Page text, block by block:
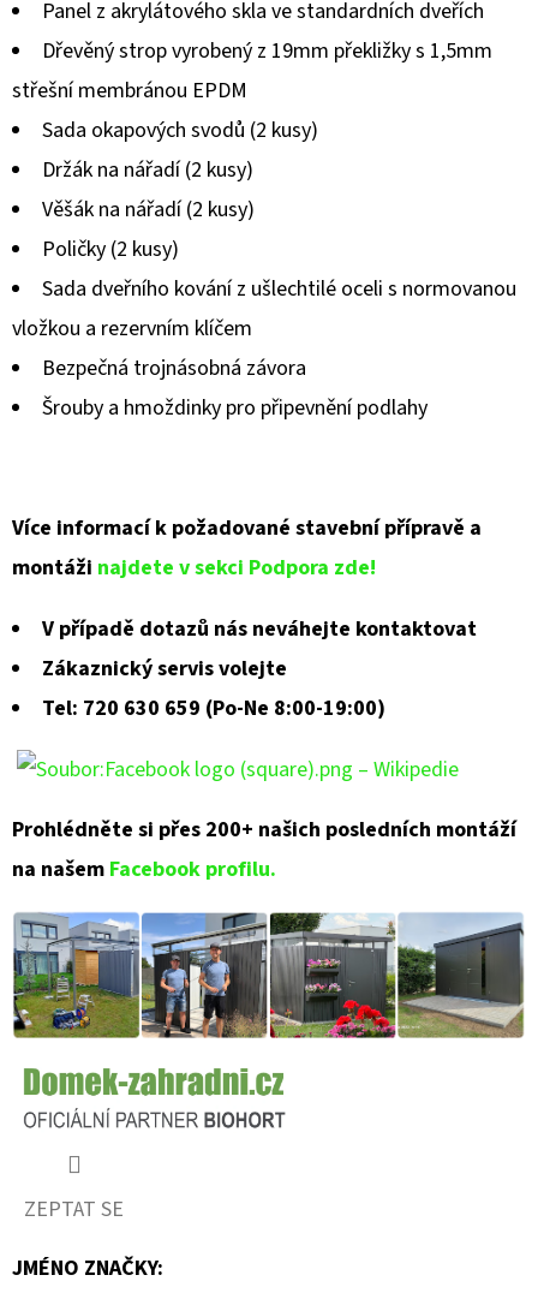
z
hvězdiček.
Panel z akrylátového skla ve standardních dveřích
Dřevěný strop vyrobený z 19mm překližky s 1,5mm
střešní membránou EPDM
Sada okapových svodů (2 kusy)
Držák na nářadí (2 kusy)
Věšák na nářadí (2 kusy)
Poličky (2 kusy)
Sada dveřního kování z ušlechtilé oceli s normovanou
vložkou a rezervním klíčem
Bezpečná trojnásobná závora
Šrouby a hmoždinky pro připevnění podlahy
Více informací k požadované stavební přípravě a
montáži najdete v sekci Podpora zde!
V případě dotazů nás neváhejte kontaktovat
Zákaznický servis volejte
Tel: 720 630 659 (Po-Ne 8:00-19:00)
Prohlédněte si přes 200+ našich posledních montáží
na našem Facebook profilu.
ZEPTAT SE
JMÉNO ZNAČKY: